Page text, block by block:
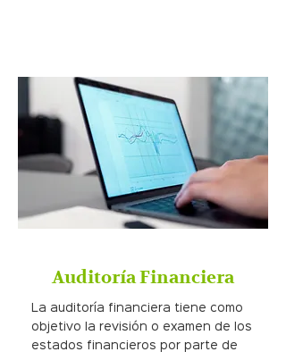
Auditoría Financiera
La auditoría financiera tiene como
objetivo la revisión o examen de los
estados financieros por parte de